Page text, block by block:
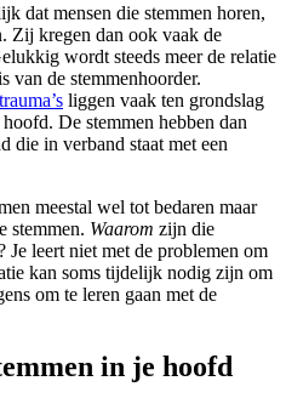
dat mensen die stemmen horen,
Zij kregen dan ook vaak de
wordt steeds meer de relatie
van de stemmenhoorder.
trauma’s liggen vaak ten grondslag
De stemmen hebben dan
die in verband staat met een
meestal wel tot bedaren maar
stemmen. Waarom zijn die
Je leert niet met de problemen om
kan soms tijdelijk nodig zijn om
om te leren gaan met de
in je hoofd